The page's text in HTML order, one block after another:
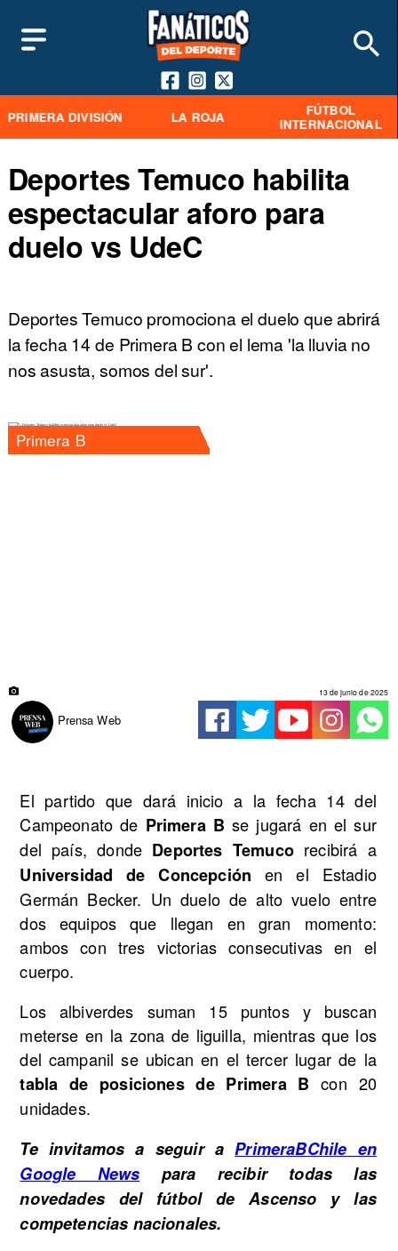
PRIMERA DIVISIÓN LA ROJA
FÚTBOL
INTERNACIONAL
Deportes Temuco habilita
espectacular aforo para
duelo vs UdeC
Deportes Temuco promociona el duelo que abrirá
la fecha 14 de Primera B con el lema 'la lluvia no
nos asusta, somos del sur'.
Primera B
Prensa Web
13 de junio de 2025
El partido que dará inicio a la fecha 14 del
Campeonato de Primera B se jugará en el sur
del país, donde Deportes Temucorecibirá a
Universidad de Concepción en el Estadio
Germán Becker. Un duelo de alto vuelo entre
dos equipos que llegan en gran momento:
ambos con tres victorias consecutivas en el
cuerpo.
Los albiverdes suman 15 puntos y buscan
meterse en la zona de liguilla, mientras que los
del campanil se ubican en el tercer lugar de la
tabla de posiciones de Primera B con 20
unidades.
Te invitamos a seguir aPrimeraBChile en
Google News para recibir todas las
novedades del fútbol de Ascenso y las
competencias nacionales.